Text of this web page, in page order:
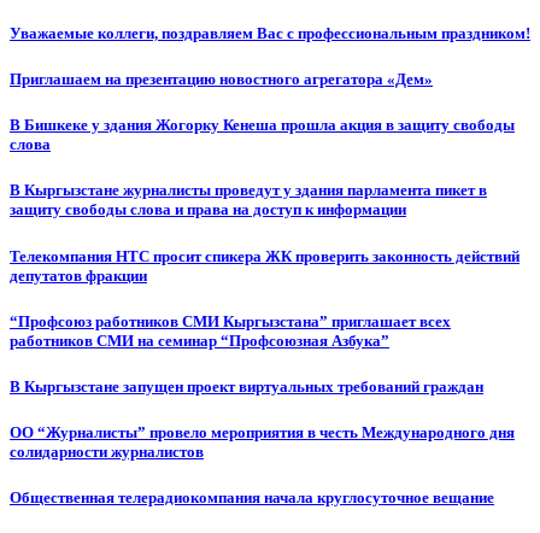
Уважаемые коллеги, поздравляем Вас с профессиональным праздником!
Приглашаем на презентацию новостного агрегатора «Дем»
В Бишкеке у здания Жогорку Кенеша прошла акция в защиту свободы
слова
В Кыргызстане журналисты проведут у здания парламента пикет в
защиту свободы слова и права на доступ к информации
Телекомпания НТС просит спикера ЖК проверить законность действий
депутатов фракции
“Профсоюз работников СМИ Кыргызстана” приглашает всех
работников СМИ на семинар “Профсоюзная Азбука”
В Кыргызстане запущен проект виртуальных требований граждан
ОО “Журналисты” провело мероприятия в честь Международного дня
солидарности журналистов
Общественная телерадиокомпания начала круглосуточное вещание